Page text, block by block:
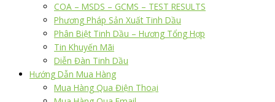
COA – MSDS – GCMS – TEST RESULTS
Phương Pháp Sản Xuất Tinh Dầu
Phân Biệt Tinh Dầu – Hương Tổng Hợp
Tin Khuyến Mãi
Diễn Đàn Tinh Dầu
Hướng Dẫn Mua Hàng
Mua Hàng Qua Điện Thoại